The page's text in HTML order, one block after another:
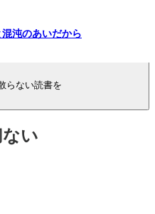
沌のあいだから
らない読書を
い